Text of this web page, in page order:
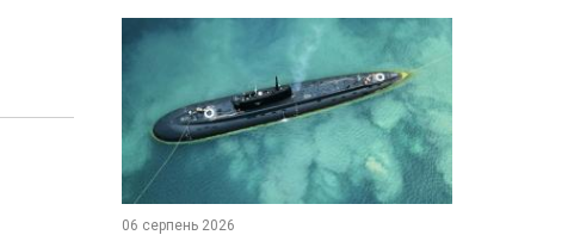
06 серпень 2026